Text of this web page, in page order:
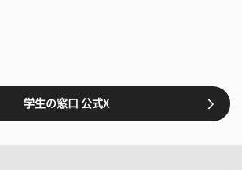
学生の窓口 公式X